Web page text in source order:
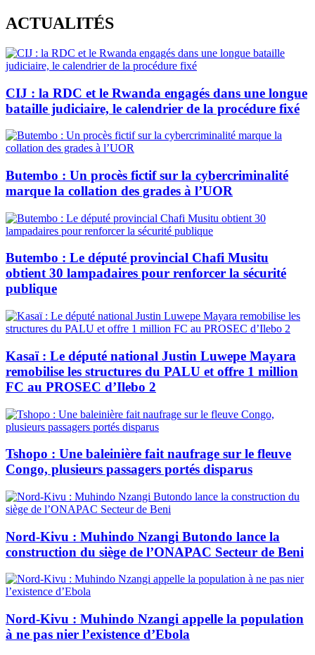
Skip
to
content
ACTUALITÉS
CIJ : la RDC et le Rwanda engagés dans une longue
bataille judiciaire, le calendrier de la procédure fixé
Butembo : Un procès fictif sur la cybercriminalité
marque la collation des grades à l’UOR
Butembo : Le député provincial Chafi Musitu
obtient 30 lampadaires pour renforcer la sécurité
publique
Kasaï : Le député national Justin Luwepe Mayara
remobilise les structures du PALU et offre 1 million
FC au PROSEC d’Ilebo 2
Tshopo : Une baleinière fait naufrage sur le fleuve
Congo, plusieurs passagers portés disparus
Nord-Kivu : Muhindo Nzangi Butondo lance la
construction du siège de l’ONAPAC Secteur de Beni
Nord-Kivu : Muhindo Nzangi appelle la population
à ne pas nier l’existence d’Ebola